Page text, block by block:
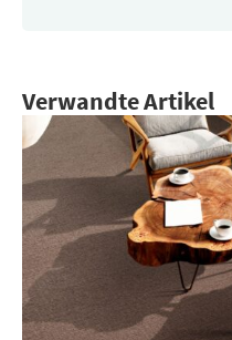
Verwandte Artikel